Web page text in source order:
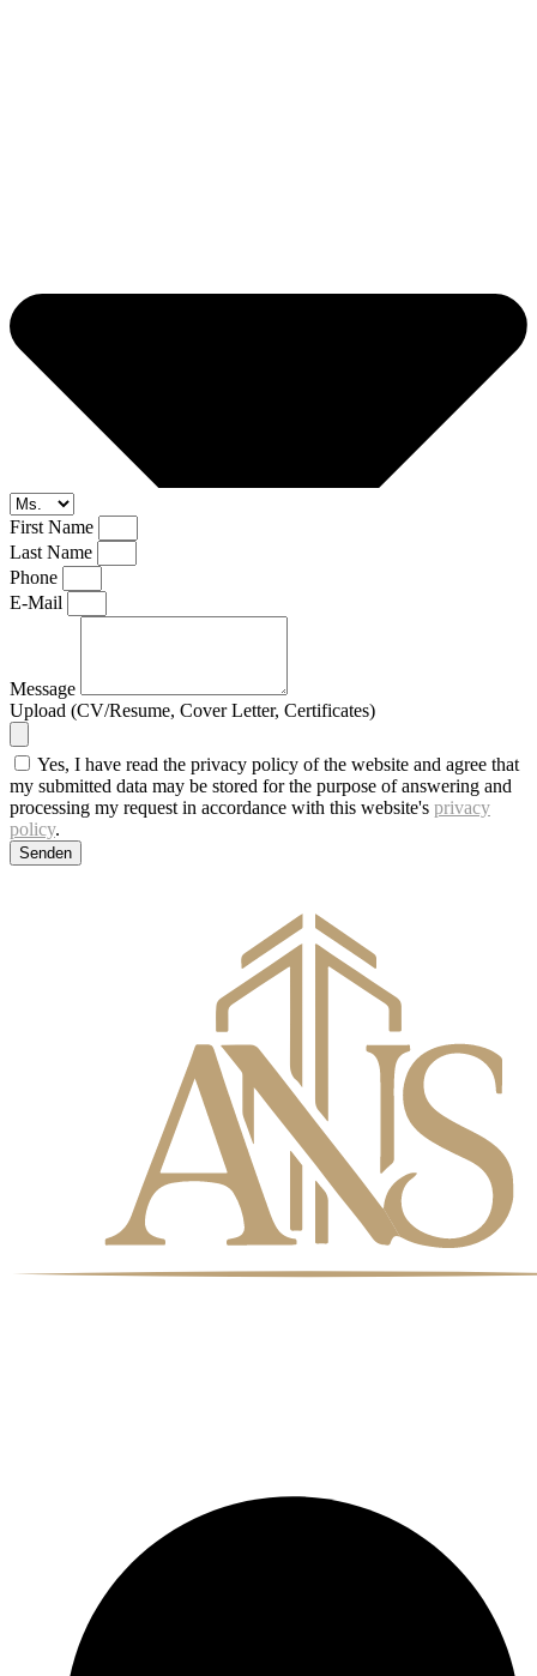
First Name
Last Name
Phone
E-Mail
Message
Upload (CV/Resume, Cover Letter, Certificates)
Yes, I have read the privacy policy of the website and agree that
my submitted data may be stored for the purpose of answering and
processing my request in accordance with this website's privacy
policy.
Senden